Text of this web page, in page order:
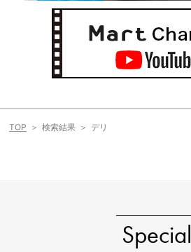
TOP 検索結果 デリ
Special